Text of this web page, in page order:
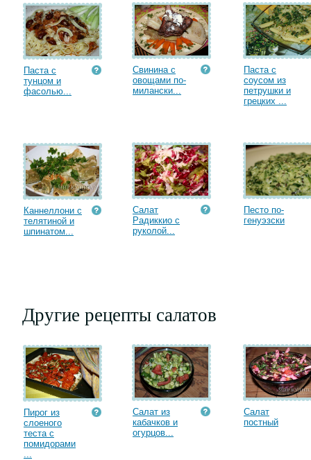
Паста с
тунцом и
фасолью...
Свинина с
овощами по-
милански...
Паста с
соусом из
петрушки и
грецких ...
Каннеллони с
телятиной и
шпинатом...
Салат
Радиккио с
руколой...
Песто по-
генуэзски
Другие рецепты салатов
Пирог из
слоеного
теста с
помидорами
...
Салат из
кабачков и
огурцов...
Салат
постный